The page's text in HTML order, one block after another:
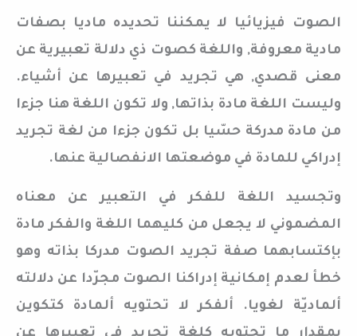
الصوت فيزيائيا لا يمكننا تحديده ماديا بصفات
مادية معروفة, واللغة كصوت ذي دلالة تعبيرية عن
معنى قصدي, هي تجريد في تعبيرها عن أشياء.
وليست اللغة مادة بذاتها, ولا تكون اللغة هنا جزءا
من مادة مدركة حسّيا بل تكون جزءا من لغة تجريد
إدراكي للمادة في موضعتها الانفصالية عنها.
وتجسيد اللغة للفكر في التعبير عن معناه
المضموني لا يجعل من كليهما اللغة والفكر مادة
بإكتسابهما صفة تجريد الصوت مدركا بذاته وهو
خطأ لعدم إمكانية إدراكنا الصوت مجرّدا عن دلالته
ألماديّة لغويا. ألفكر لا تحتويه ألمادة كتكوين